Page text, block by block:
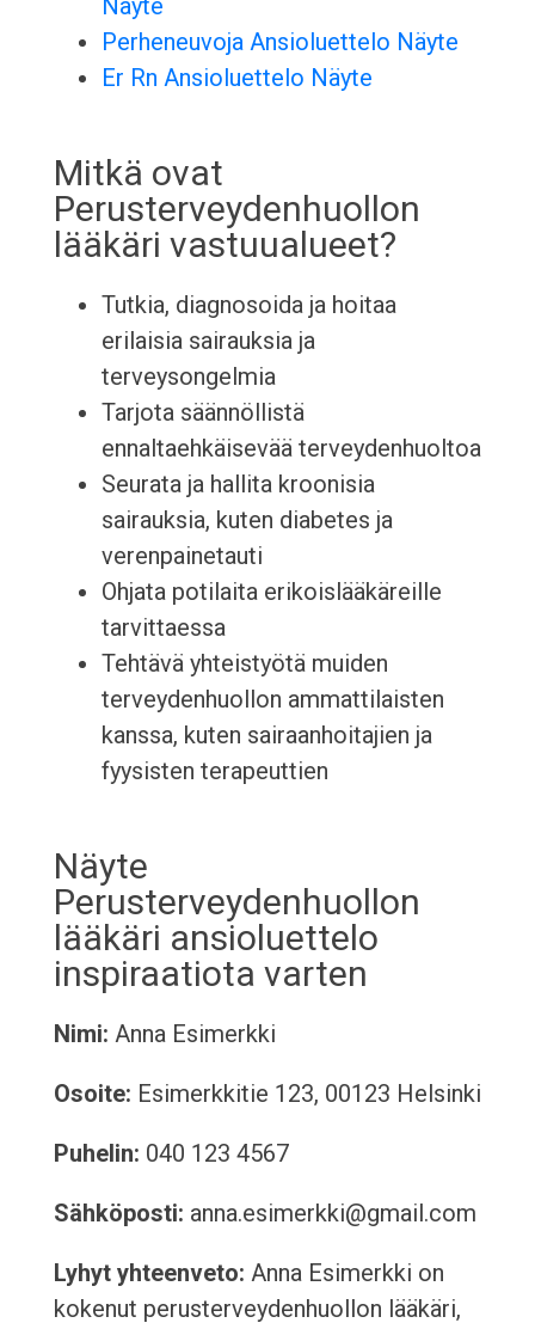
Näyte
Perheneuvoja Ansioluettelo Näyte
Er Rn Ansioluettelo Näyte
Mitkä ovat
Perusterveydenhuollon
lääkäri vastuualueet?
Tutkia, diagnosoida ja hoitaa
erilaisia sairauksia ja
terveysongelmia
Tarjota säännöllistä
ennaltaehkäisevää terveydenhuoltoa
Seurata ja hallita kroonisia
sairauksia, kuten diabetes ja
verenpainetauti
Ohjata potilaita erikoislääkäreille
tarvittaessa
Tehtävä yhteistyötä muiden
terveydenhuollon ammattilaisten
kanssa, kuten sairaanhoitajien ja
fyysisten terapeuttien
Näyte
Perusterveydenhuollon
lääkäri ansioluettelo
inspiraatiota varten
Nimi: Anna Esimerkki
Osoite: Esimerkkitie 123, 00123 Helsinki
Puhelin: 040 123 4567
Sähköposti: anna.esimerkki@gmail.com
Lyhyt yhteenveto: Anna Esimerkki on
kokenut perusterveydenhuollon lääkäri,